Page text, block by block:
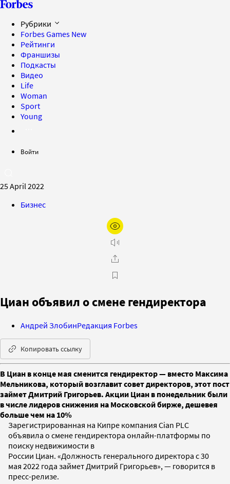
Рубрики
Forbes Games New
Рейтинги
Франшизы
Подкасты
Видео
Life
Woman
Sport
Young
Войти
25 April 2022
Бизнес
Циан объявил о смене гендиректора
Андрей ЗлобинРедакция Forbes
Копировать ссылку
В Циан в конце мая сменится гендиректор — вместо Максима
Мельникова, который возглавит совет директоров, этот пост
займет Дмитрий Григорьев. Акции Циан в понедельник были
в числе лидеров снижения на Московской бирже, дешевея
больше чем на 10%
Зарегистрированная на Кипре компания Cian PLC
объявила о смене гендиректора онлайн-платформы по
поиску недвижимости в
России Циан. «Должность генерального директора с 30
мая 2022 года займет Дмитрий Григорьев», — говорится в
пресс-релизе.